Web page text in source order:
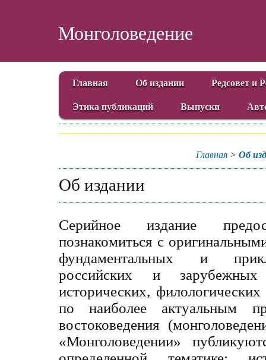
Монголоведение
Главная Об издании Редсовет и
Этика публикаций Выпуски
Главная> Об
Об издании
Серийное издание
познакомиться с
фундаментальных и
российских и
исторических,
по наиболее актуальным
востоковедения
«Монголоведении»